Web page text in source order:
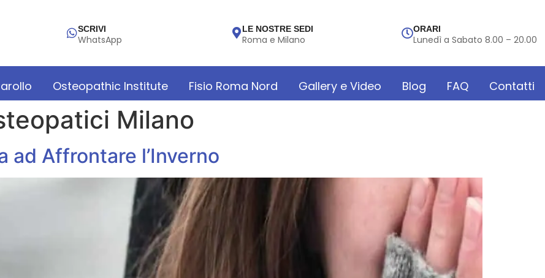
SCRIVI
WhatsApp
LE NOSTRE SEDI
Roma e Milano
ORARI
Lunedì a Sabato 8.00 – 20.00
Osteopathic Institute Fisio Roma Nord Gallery e Video Blog FAQ Contatti
Milano
ad Affrontare l’Inverno